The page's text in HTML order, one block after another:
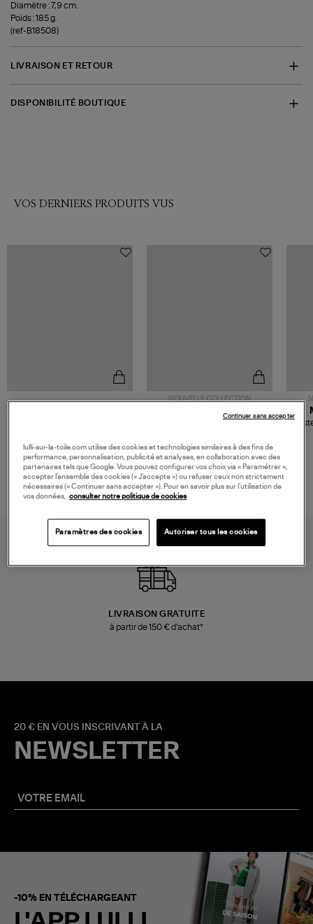
Diamètre : 7,9 cm.
Poids : 185 g.
(ref-B18508)
LIVRAISON ET RETOUR
DISPONIBILITÉ BOUTIQUE
VOS DERNIERS PRODUITS VUS
NOUVELLE COLLECTION
TORAL
Mocassins Killian Sport
LIVRAISON GRATUITE
à partir de 150 € d'achat*
20 € EN VOUS INSCRIVANT À LA
NEWSLETTER
-10% EN TÉLÉCHARGEANT
lulli-sur-la-toile.com utilise des cookies et technologies similaires à des fins de
performance, personnalisation, publicité et analyses, en collaboration avec des
partenaires tels que Google. Vous pouvez configurer vos choix via « Paramétrer »,
accepter l’ensemble des cookies (« J’accepte ») ou refuser ceux non strictement
nécessaires (« Continuer sans accepter »). Pour en savoir plus sur l’utilisation de
vos données, consulter notre politique de cookies
Paramètres des cookies Autoriser tous les cookies
Continuer sans accepter